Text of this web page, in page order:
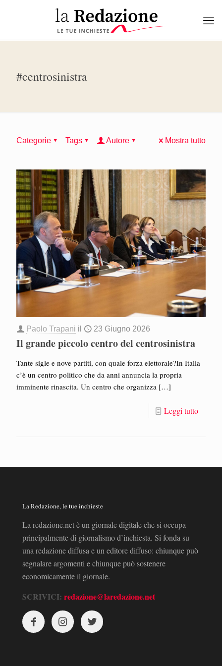
#centrosinistra
Categorie Tags Autore Mostra tutto
Paolo Trapani il 23 Giugno 2026
Il grande piccolo centro del centrosinistra
Tante sigle e nove partiti, con quale forza elettorale?In Italia
c’è un centro politico che da anni annuncia la propria
imminente rinascita. Un centro che organizza […]
Leggi tutto
La Redazione, le tue inchieste
La redazione.net è un giornale digitale che si occupa
principalmente di giornalismo d’inchiesta. Si fonda su
una redazione diffusa e un editore diffuso: chiunque può
segnalare argomenti e chiunque può sostenere
economicamente il giornale.
SCRIVICI: redazione@laredazione.net